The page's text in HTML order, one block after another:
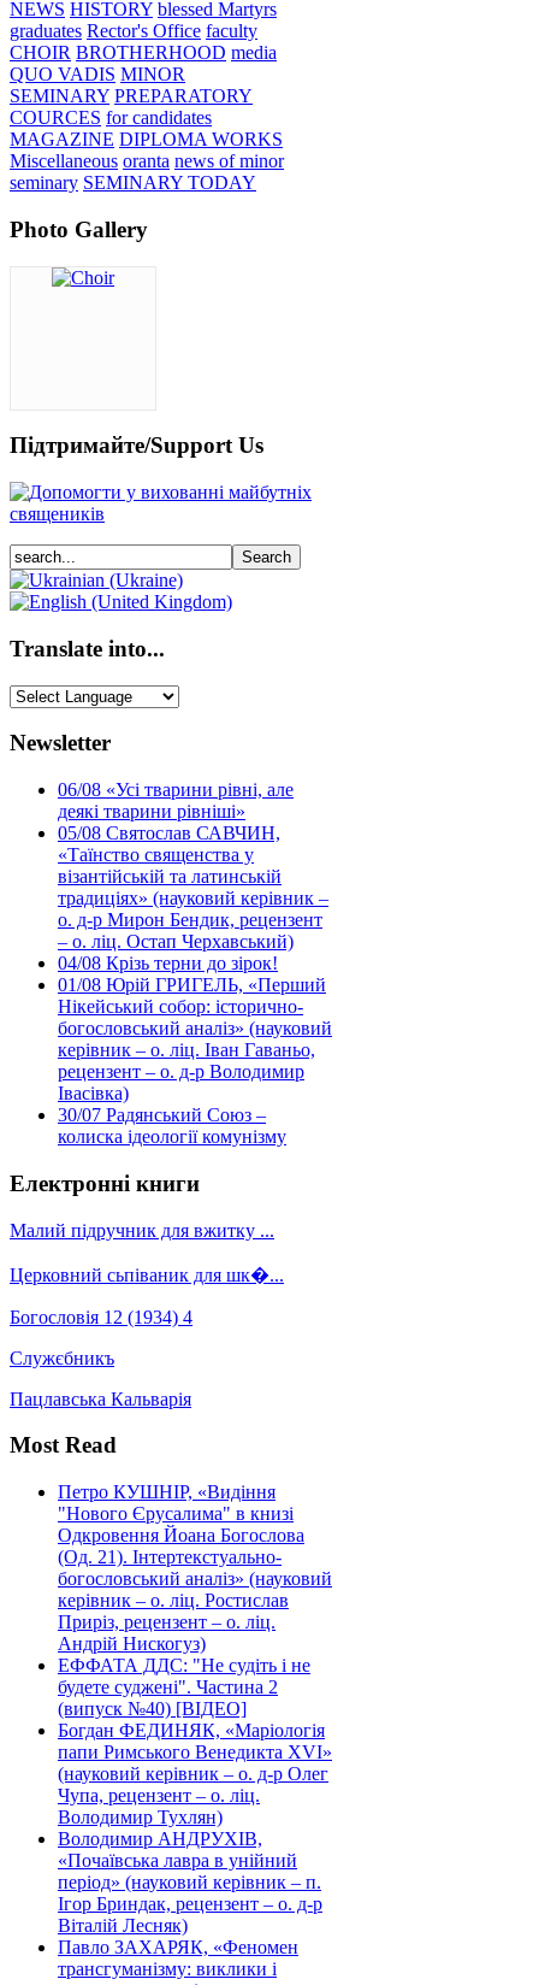
NEWS HISTORY blessed Martyrs
graduates Rector's Office faculty
CHOIR BROTHERHOOD media
QUO VADIS MINOR
SEMINARY PREPARATORY
COURCES for candidates
MAGAZINE DIPLOMA WORKS
Miscellaneous oranta news of minor
seminary SEMINARY TODAY
Photo Gallery
Підтримайте/Support Us
Translate into...
Newsletter
06/08 «Усі тварини рівні, але
деякі тварини рівніші»
05/08 Святослав САВЧИН,
«Таїнство священства у
візантійській та латинській
традиціях» (науковий керівник –
о. д-р Мирон Бендик, рецензент
– о. ліц. Остап Черхавський)
04/08 Крізь терни до зірок!
01/08 Юрій ГРИГЕЛЬ, «Перший
Нікейський собор: історично-
богословський аналіз» (науковий
керівник – о. ліц. Іван Гаваньо,
рецензент – о. д-р Володимир
Івасівка)
30/07 Радянський Союз –
колиска ідеології комунізму
Електронні книги
Малий підручник для вжитку ...
Церковний сьпіваник для шк�...
Богословія 12 (1934) 4
Служєбникъ
Пацлавська Кальварія
Most Read
Петро КУШНІР, «Видіння
"Нового Єрусалима" в книзі
Одкровення Йоана Богослова
(Од. 21). Інтертекстуально-
богословський аналіз» (науковий
керівник – о. ліц. Ростислав
Приріз, рецензент – о. ліц.
Андрій Нискогуз)
ЕФФАТА ДДС: "Не судіть і не
будете суджені". Частина 2
(випуск №40) [ВІДЕО]
Богдан ФЕДИНЯК, «Маріологія
папи Римського Венедикта XVI»
(науковий керівник – о. д-р Олег
Чупа, рецензент – о. ліц.
Володимир Тухлян)
Володимир АНДРУХІВ,
«Почаївська лавра в унійний
період» (науковий керівник – п.
Ігор Бриндак, рецензент – о. д-р
Віталій Лесняк)
Павло ЗАХАРЯК, «Феномен
трансгуманізму: виклики і